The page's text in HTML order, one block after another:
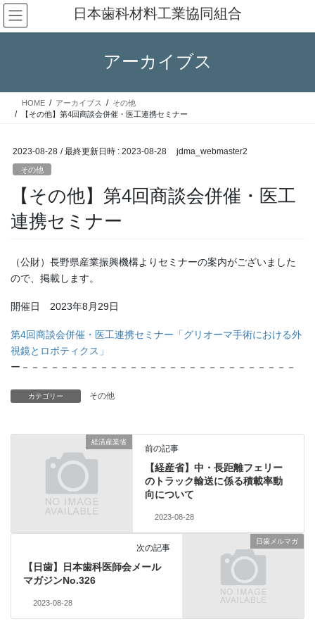
コ
ン
テ
ス
ナ
ビ
ゲ
ン
日本歯科材料工業協同組合
アーカイブス
HOME アーカイブス
その他
【その他】第4回商談会併催・医工連携セミナー
2023-08-28 / 最終更新日時 : 2023-08-28 jdma_webmaster2
その他
【その他】第4回商談会併催・医工
連携セミナー
（公財）長野県産業振興機構よりセミナーの案内がございました
ので、掲載します。
開催日 2023年8月29日
第4回商談会併催・医工連携セミナー「グリオーマ手術における外
視鏡とロボティクス」
ー－－－－－－－－－－－－－－－－－－－－－－－－－－－－
カテゴリー その他
経済産業省
前の記事
【経産省】中・長距離フェリー
のトラック輸送に係る積載率動
向について
2023-08-28
日歯メルマガ
次の記事
【日歯】日本歯科医師会メール
マガジンNo.326
2023-08-28